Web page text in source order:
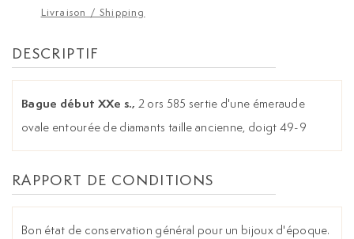
Livraison / Shipping
DESCRIPTIF
Bague début XXe s., 2 ors 585 sertie d'une émeraude
ovale entourée de diamants taille ancienne, doigt 49-9
RAPPORT DE CONDITIONS
Bon état de conservation général pour un bijoux d'époque.